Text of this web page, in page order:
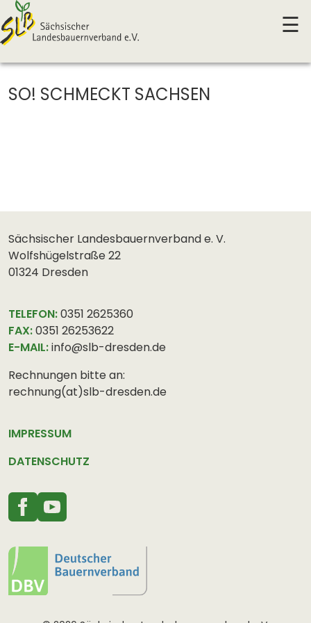
☰
SO! SCHMECKT SACHSEN
Sächsischer Landesbauernverband e. V.
Wolfshügelstraße 22
01324 Dresden
TELEFON:0351 2625360
FAX:0351 26253622
E-MAIL:info@slb-dresden.de
Rechnungen bitte an:
rechnung(at)slb-dresden.de
IMPRESSUM
DATENSCHUTZ